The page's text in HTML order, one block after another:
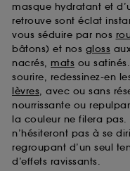
masque hydratant et
retrouve sont éclat
vous séduire par nos
bâtons) et nos gloss
nacrés, mats ou
sourire, redessinez-en
lèvres, avec ou sans
nourrissante ou
la couleur ne filera pas.
n’hésiteront pas à se
regroupant d’un seul
d’effets ravissants.
A l'exception des
lecture de ces
pouvez
de ces cookies
choix" ci-dessous
Sephora pourra
navigation
finalités acceptées,
collectées ou
ou en magasin. Pour
sur "continuer sans
moment choisir de